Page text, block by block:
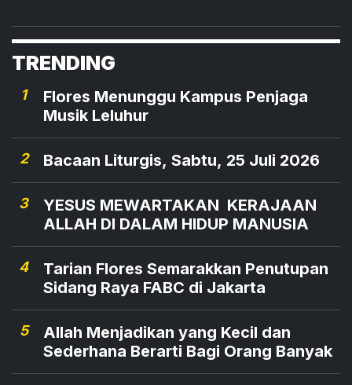
hidup kita saat ini.
TRENDING
1
Flores Menunggu Kampus Penjaga
Musik Leluhur
2 Bacaan Liturgis, Sabtu, 25 Juli 2026
3
YESUS MEWARTAKAN KERAJAAN
ALLAH DI DALAM HIDUP MANUSIA
4
Tarian Flores Semarakkan Penutupan
Sidang Raya FABC di Jakarta
5
Allah Menjadikan yang Kecil dan
Sederhana Berarti Bagi Orang Banyak